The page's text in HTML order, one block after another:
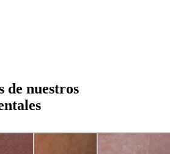
de nuestros